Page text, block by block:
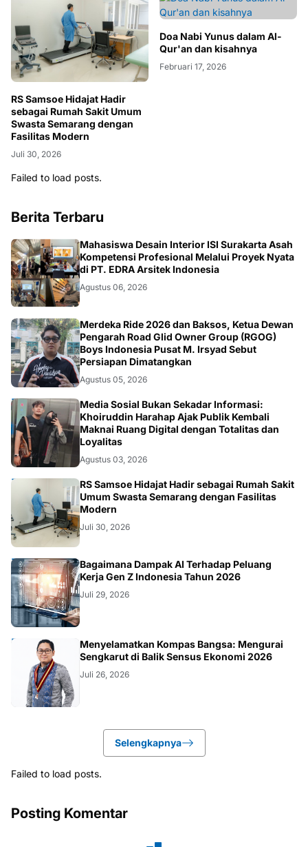
RS Samsoe Hidajat Hadir
sebagai Rumah Sakit Umum
Swasta Semarang dengan
Fasilitas Modern
Juli 30, 2026
Doa Nabi Yunus dalam Al-
Qur'an dan kisahnya
Februari 17, 2026
Failed to load posts.
Berita Terbaru
NASIONAL
Mahasiswa Desain Interior ISI Surakarta Asah
Kompetensi Profesional Melalui Proyek Nyata
di PT. EDRA Arsitek Indonesia
Agustus 06, 2026
NASIONAL
Merdeka Ride 2026 dan Baksos, Ketua Dewan
Pengarah Road Glid Owner Group (RGOG)
Boys Indonesia Pusat M. Irsyad Sebut
Persiapan Dimatangkan
Agustus 05, 2026
OPINI
Media Sosial Bukan Sekadar Informasi:
Khoiruddin Harahap Ajak Publik Kembali
Maknai Ruang Digital dengan Totalitas dan
Loyalitas
Agustus 03, 2026
KESEHATAN
RS Samsoe Hidajat Hadir sebagai Rumah Sakit
Umum Swasta Semarang dengan Fasilitas
Modern
Juli 30, 2026
TEKNOLOGI
Bagaimana Dampak AI Terhadap Peluang
Kerja Gen Z Indonesia Tahun 2026
Juli 29, 2026
Menyelamatkan Kompas Bangsa: Mengurai
Sengkarut di Balik Sensus Ekonomi 2026
Juli 26, 2026
Selengkapnya
Failed to load posts.
Posting Komentar